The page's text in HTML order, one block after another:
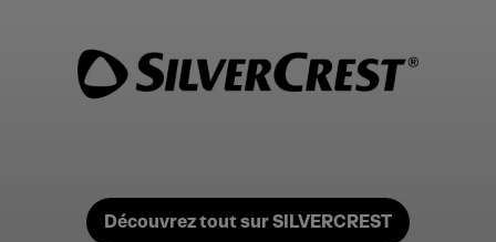
Découvrez tout sur SILVERCREST